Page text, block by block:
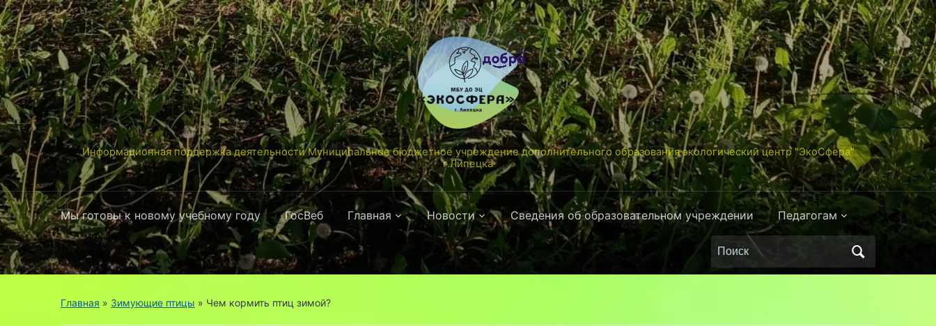
Информационная поддержка деятельности Муниципальное бюджетное учреждение дополнительного образования экологический центр "ЭкоСфера"
г.Липецка
Мы готовы к новому учебному году ГосВеб Главная Новости Сведения об образовательном учреждении Педагогам
Поиск
по:
Главная » Зимующие птицы » Чем кормить птиц зимой?